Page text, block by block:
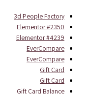
3d People Factory
Elementor #2350
Elementor #4239
EverCompare
EverCompare
Gift Card
Gift Card
Gift Card Balance